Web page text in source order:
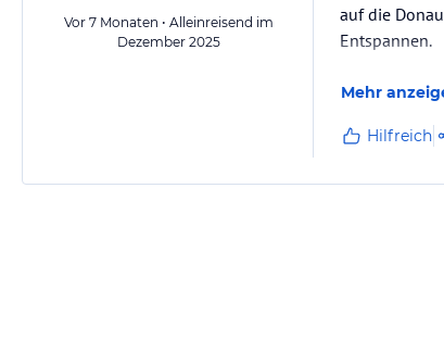
Vor 7 Monaten • Alleinreisend im
Dezember 2025
auf die
Entspannen.
Mehr
Hilfreich